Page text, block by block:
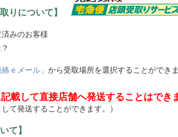
取りについて】
済みのお客様
絡ｅメール」 から受取場所を選択することができま
載して直接店舗へ発送することはでき
して発送することができます。）
て】